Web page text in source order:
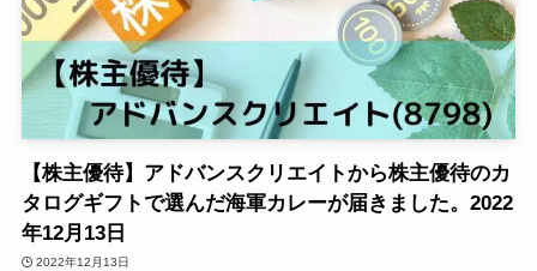
【株主優待】アドバンスクリエイトから株主優待のカ
タログギフトで選んだ海軍カレーが届きました。2022
年12月13日
2022年12月13日